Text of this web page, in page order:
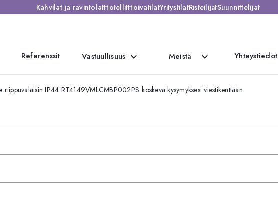
Kahvilat ja ravintolatHotellitHoivatilatYritystilatRisteilijätSuunnittelijat
Referenssit Vastuullisuus expand_more Meistä expand_more Yhteystiedot
IP44 RT4149VMLCMBP002PS koskeva kysymyksesi viestikenttään.